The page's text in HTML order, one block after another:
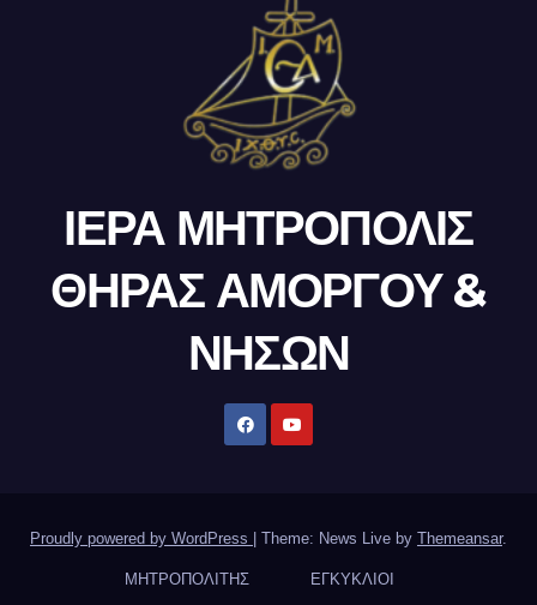
ΙΕΡΑ ΜΗΤΡΟΠΟΛΙΣ
ΘΗΡΑΣ ΑΜΟΡΓΟΥ &
ΝΗΣΩΝ
Proudly powered by WordPress Theme: News Live by Themeansar.
ΜΗΤΡΟΠΟΛΙΤΗΣ ΕΓΚΥΚΛΙΟΙ